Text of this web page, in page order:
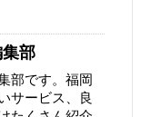
部
部です。福岡
サービス、良